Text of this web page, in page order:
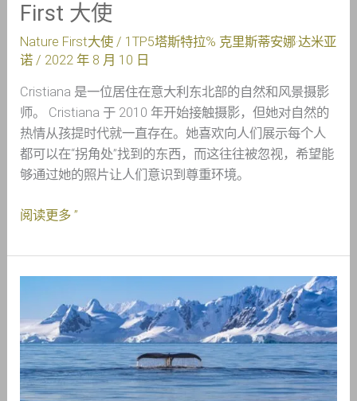
First 大使
Nature First大使 / 1TP5塔斯特拉% 克里斯蒂安娜·达米亚
诺 / 2022 年 8 月 10 日
Cristiana 是一位居住在意大利东北部的自然和风景摄影
师。 Cristiana 于 2010 年开始接触摄影，但她对自然的
热情从孩提时代就一直存在。她喜欢向人们展示每个人
都可以在“拐角处”找到的东西，而这往往被忽视，希望能
够通过她的照片让人们意识到尊重环境。
阅读更多 ”
Craig
Brown
–
Nature